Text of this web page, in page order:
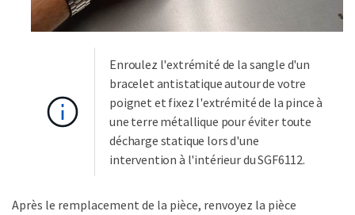
Enroulez l'extrémité de la sangle d'un
bracelet antistatique autour de votre
poignet et fixez l'extrémité de la pince à
une terre métallique pour éviter toute
décharge statique lors d'une
intervention à l'intérieur du SGF6112.
Après le remplacement de la pièce, renvoyez la pièce